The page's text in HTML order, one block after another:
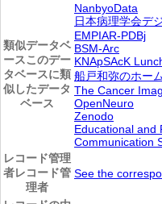
類似データベ
ースこのデー
タベースに類
似したデータ
ベース
NanbyoData
日本病理学会デ
EMPIAR-PDBj
BSM-Arc
KNApSAcK
船戸和弥のホー
The Cancer
OpenNeuro
Zenodo
Educational and
Communication
レコード管理
者レコード管
理者
See the